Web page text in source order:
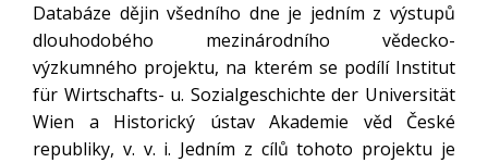
Databáze dějin všedního dne je jedním z výstupů
dlouhodobého mezinárodního vědecko-
výzkumného projektu, na kterém se podílí Institut
für Wirtschafts- u. Sozialgeschichte der Universität
Wien a Historický ústav Akademie věd České
republiky, v. v. i. Jedním z cílů tohoto projektu je